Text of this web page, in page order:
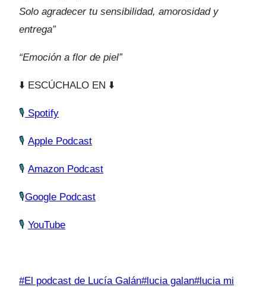
Solo agradecer tu sensibilidad, amorosidad y
entrega”
“Emoción a flor de piel”
⬇️ ESCÚCHALO EN ⬇️
🎙 Spotify
🎙 Apple Podcast
🎙 Amazon Podcast
🎙Google Podcast
🎙 YouTube
Etiquetas
#El podcast de Lucía Galán#lucia galan#lucia mi